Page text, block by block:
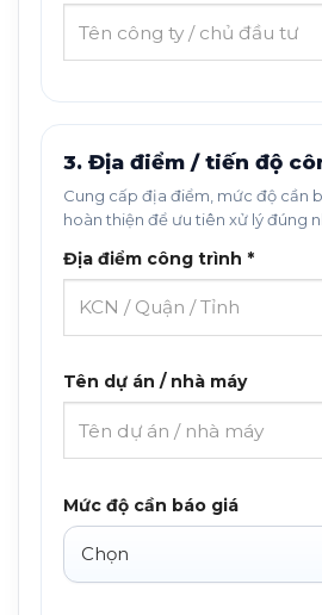
3. Địa điểm / tiến độ
Cung cấp địa điểm, mức độ cần
hoàn thiện để ưu tiên xử lý đúng
Địa điểm công trình *
Tên dự án / nhà máy
Mức độ cần báo giá